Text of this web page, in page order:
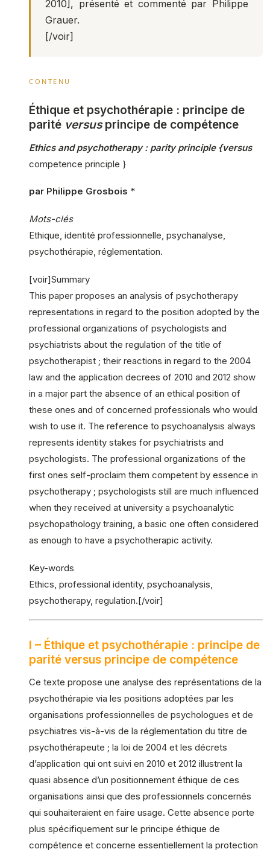
2010], présenté et commenté par Philippe
Grauer.
[/voir]
CONTENU
Éthique et psychothérapie : principe de
parité versusprincipe de compétence
Ethics and psychotherapy : parity principle {versus
competence principle }
par Philippe Grosbois *
Mots-clés
Ethique, identité professionnelle, psychanalyse,
psychothérapie, réglementation.
[voir]Summary
This paper proposes an analysis of psychotherapy
representations in regard to the position adopted by the
professional organizations of psychologists and
psychiatrists about the regulation of the title of
psychotherapist ; their reactions in regard to the 2004
law and the application decrees of 2010 and 2012 show
in a major part the absence of an ethical position of
these ones and of concerned professionals who would
wish to use it. The reference to psychoanalysis always
represents identity stakes for psychiatrists and
psychologists. The professional organizations of the
first ones self-proclaim them competent by essence in
psychotherapy ; psychologists still are much influenced
when they received at university a psychoanalytic
psychopathology training, a basic one often considered
as enough to have a psychotherapic activity.
Key-words
Ethics, professional identity, psychoanalysis,
psychotherapy, regulation.[/voir]
I – Éthique et psychothérapie : principe de
parité versus principe de compétence
Ce texte propose une analyse des représentations de la
psychothérapie via les positions adoptées par les
organisations professionnelles de psychologues et de
psychiatres vis-à-vis de la réglementation du titre de
psychothérapeute ; la loi de 2004 et les décrets
d’application qui ont suivi en 2010 et 2012 illustrent la
quasi absence d’un positionnement éthique de ces
organisations ainsi que des professionnels concernés
qui souhaiteraient en faire usage. Cette absence porte
plus spécifiquement sur le principe éthique de
compétence et concerne essentiellement la protection